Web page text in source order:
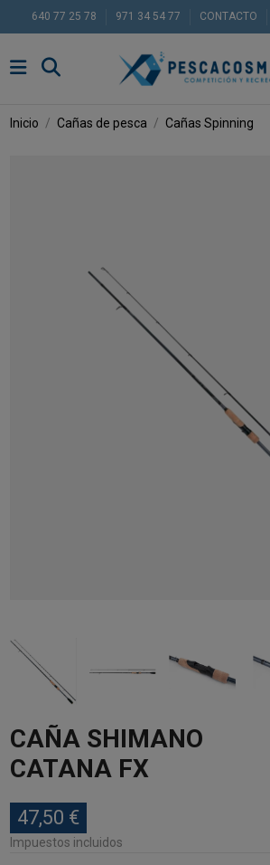
640 77 25 78 971 34 54 77 CONTACTO
Inicio Cañas de pesca Cañas Spinning
CAÑA SHIMANO
CATANA FX
47,50 €
Impuestos incluidos